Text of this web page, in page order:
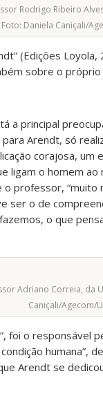
Rodrigo Ribeiro
Foto: Daniela Caniçali/
(Edições Loyola,
sobre o
a principal
Arendt, só
corajosa, um
ligam o homem ao
professor, “muito
ser o de
o que
Adriano Correia, da
Caniçali/Agecom/
foi o responsável
humana”,
Arendt se